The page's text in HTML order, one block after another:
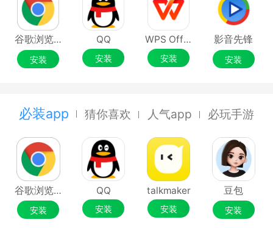
和优质的服务，赢得了广大用户的好评。用户普遍认
为剪映操作方便、功能强大，特别是对于短视频创作
者来说，剪映提供了一个非常便捷的创作平台。许多
用户表示，通过剪映教程的学习，他们能够快速掌握
更好的用户体验。
剪映教程：
为了帮助用户更好地掌握剪映的功能和技巧，剪
映官方提供了丰富的教程资源。用户可以在剪映APP
内直接查看教程视频或文章，也可以通过官方网站、
社交媒体等渠道获取更多教程内容。这些教程涵盖了
谷歌浏览器Google Chrome
安装
QQ
安装
WPS Office
安装
影音先锋
安装
必装app 猜你喜欢 人气app 必玩手游
谷歌浏览器Google Chrome
安装
QQ
安装
talkmaker
安装
豆包
安装